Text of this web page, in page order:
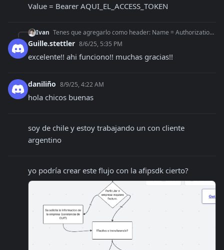
Value = Bearer AQUI_EL_ACCESS_TOKEN
Ivan Tenes que agregarlo como header: Name = Authorization Value = Bearer AQUI_EL_ACCESS_TOKEN
Guille.stettler 8/6/25, 5:35 PM
excelente!! ahi funciono!! muchas gracias!!
daniliño 8/9/25, 4:22 AM
hola chicos buenas
soy de chile y estoy trabajando un con cliente
argentino
yo podría crear este flujo con la afipsdk cierto?